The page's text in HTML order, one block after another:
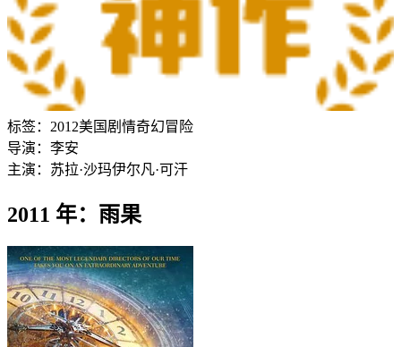
标签： 2012美国 剧情奇幻冒险
导演： 李安
主演： 苏拉·沙玛伊尔凡·可汗
2011 年：雨果